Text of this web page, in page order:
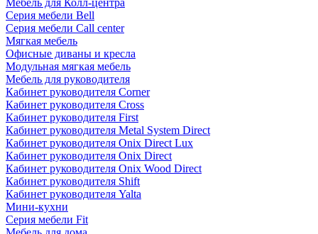
Мебель для Колл-центра
Серия мебели Bell
Серия мебели Call center
Мягкая мебель
Офисные диваны и кресла
Модульная мягкая мебель
Мебель для руководителя
Кабинет руководителя Corner
Кабинет руководителя Cross
Кабинет руководителя First
Кабинет руководителя Metal System Direct
Кабинет руководителя Onix Direct Lux
Кабинет руководителя Onix Direct
Кабинет руководителя Onix Wood Direct
Кабинет руководителя Shift
Кабинет руководителя Yalta
Мини-кухни
Серия мебели Fit